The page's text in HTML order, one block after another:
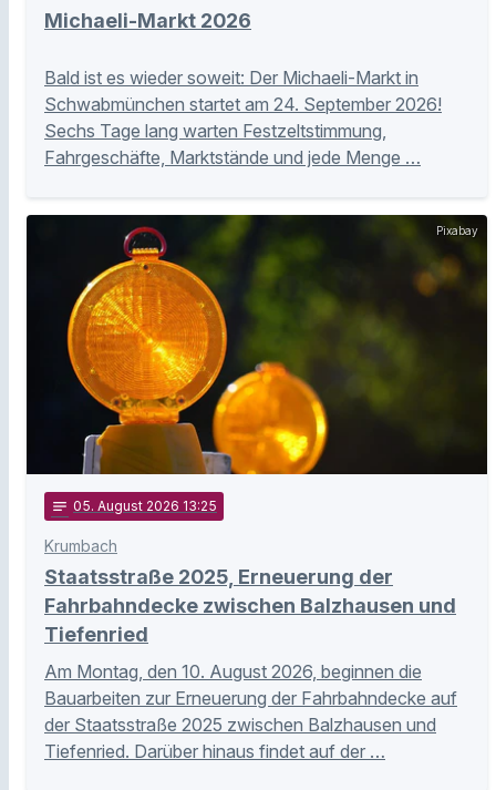
Michaeli-Markt 2026
Bald ist es wieder soweit: Der Michaeli-Markt in
Schwabmünchen startet am 24. September 2026!
Sechs Tage lang warten Festzeltstimmung,
Fahrgeschäfte, Marktstände und jede Menge …
Pixabay
notes 05. August 2026 13:25
Krumbach
Staatsstraße 2025, Erneuerung der
Fahrbahndecke zwischen Balzhausen und
Tiefenried
Am Montag, den 10. August 2026, beginnen die
Bauarbeiten zur Erneuerung der Fahrbahndecke auf
der Staatsstraße 2025 zwischen Balzhausen und
Tiefenried. Darüber hinaus findet auf der …